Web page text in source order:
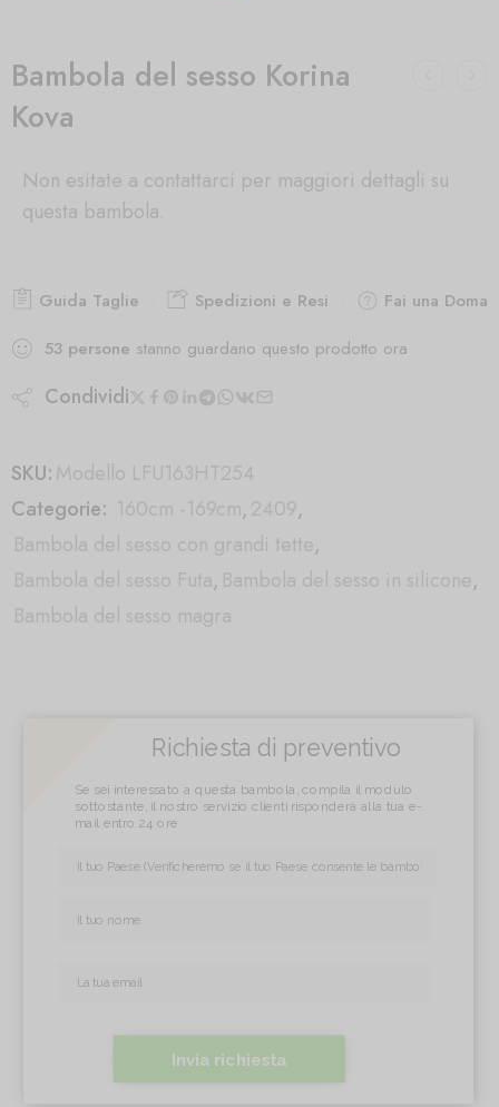
Bambola del sesso Korina
Kova
Non esitate a contattarci per maggiori dettagli su
questa bambola.
Guida Taglie Spedizioni e Resi
Fai una
53 persone stanno guardano questo prodotto ora
Condividi
SKU:Modello LFU163HT254
Categorie: 160cm -169cm,2409,
Bambola del sesso con grandi tette,
Bambola del sesso Futa, Bambola del sesso in silicone,
Bambola del sesso magra
Richiesta di preventivo
Se sei interessato a questa bambola, compila il modulo
sottostante, il nostro servizio clienti risponderà alla tua e-
mail entro 24 ore
Invia richiesta